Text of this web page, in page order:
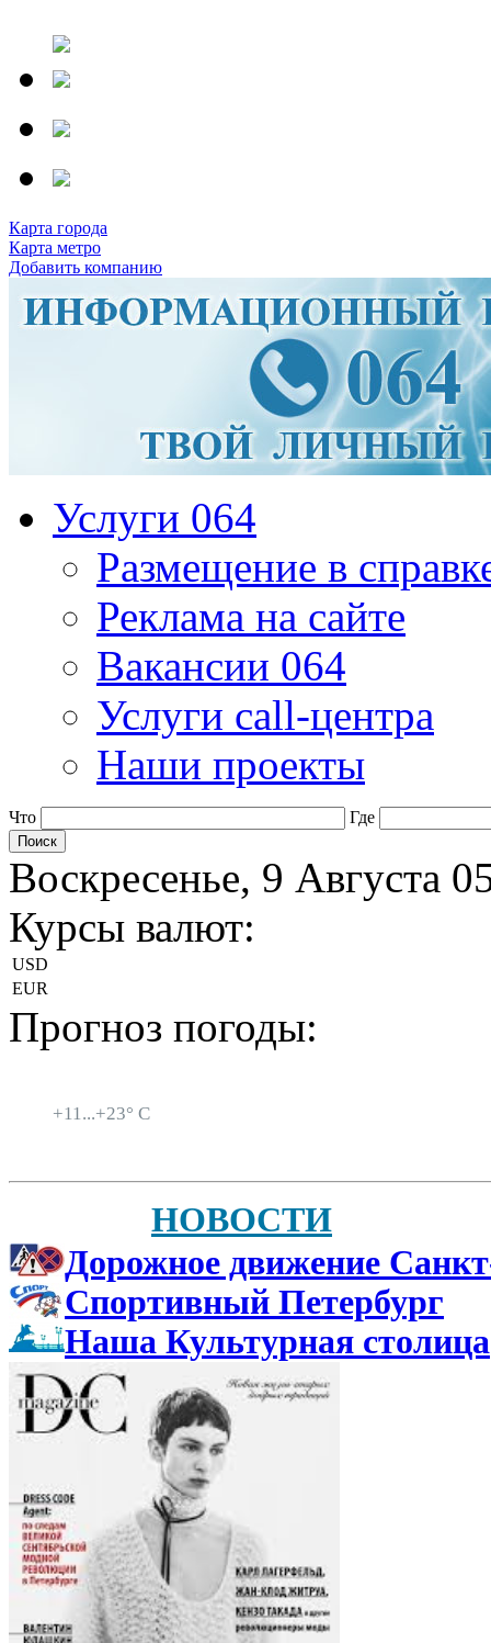
Карта города
Карта метро
Добавить компанию
Услуги 064
Размещение в
Реклама на сайте
Вакансии 064
Услуги call-центра
Наши проекты
Что Где
Воскресенье, 9 Августа
Курсы валют:
USD
EUR
Прогноз погоды:
+11...+23° C
НОВОСТИ
Дорожное движение
Спортивный Петербург
Наша Культурная столица